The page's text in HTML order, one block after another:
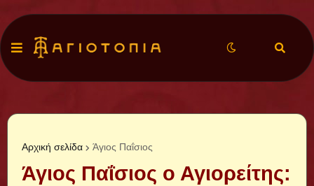
Αρχική σελίδα Άγιος Παΐσιος
Άγιος Παΐσιος ο Αγιορείτης: